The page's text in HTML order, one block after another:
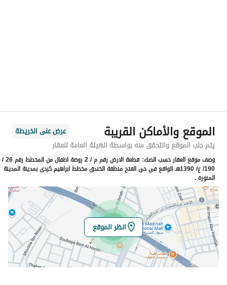
رقم المبنى
3245
الرقم الاضافي
7889
خط العرض
24.484111399565183
خط الطول
39.59416959025362
تفاصيل العقار
نوع الإعلان
للبيع
الموقع والأماكن القريبة
عرض على الخريطة
يتم جلب الموقع والتحقق منه بواسطة الهيئة العامة للعقار
وصف موقع العقار حسب الصك:
قطعة الارض رقم م / 2 روضة اطفال من المخطط رقم 26 /
190/ ع/ 1390هـ الواقع فى حى الفتح منطقة الخندق مخطط ابراهيم كردى بمدينة المدينة
المنورة .
انظر الموقع